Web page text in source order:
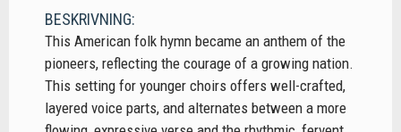
BESKRIVNING:
This American folk hymn became an anthem of the
pioneers, reflecting the courage of a growing nation.
This setting for younger choirs offers well-crafted,
layered voice parts, and alternates between a more